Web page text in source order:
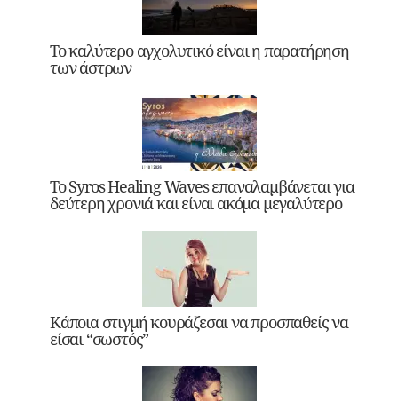
Το καλύτερο αγχολυτικό είναι η παρατήρηση
των άστρων
Το Syros Healing Waves επαναλαμβάνεται για
δεύτερη χρονιά και είναι ακόμα μεγαλύτερο
Κάποια στιγμή κουράζεσαι να προσπαθείς να
είσαι “σωστός”